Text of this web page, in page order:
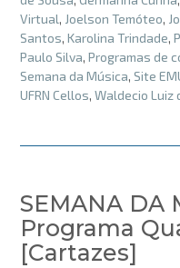
Virtual, Joelson Temóteo,
Santos, Karolina Trindade,
Paulo Silva, Programas de
Semana da Música, Site
UFRN Cellos, Waldecio Luiz
SEMANA DA
Programa
[Cartazes]